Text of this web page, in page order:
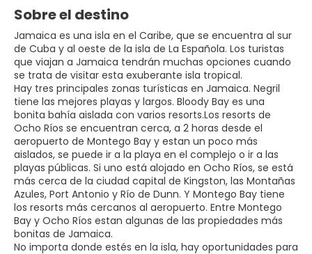
Sobre el destino
Jamaica es una isla en el Caribe, que se encuentra al sur
de Cuba y al oeste de la isla de La Española. Los turistas
que viajan a Jamaica tendrán muchas opciones cuando
se trata de visitar esta exuberante isla tropical.
Hay tres principales zonas turísticas en Jamaica. Negril
tiene las mejores playas y largos. Bloody Bay es una
bonita bahía aislada con varios resorts.Los resorts de
Ocho Ríos se encuentran cerca, a 2 horas desde el
aeropuerto de Montego Bay y estan un poco más
aislados, se puede ir a la playa en el complejo o ir a las
playas públicas. Si uno está alojado en Ocho Ríos, se está
más cerca de la ciudad capital de Kingston, las Montañas
Azules, Port Antonio y Río de Dunn. Y Montego Bay tiene
los resorts más cercanos al aeropuerto. Entre Montego
Bay y Ocho Ríos estan algunas de las propiedades más
bonitas de Jamaica.
No importa donde estés en la isla, hay oportunidades para